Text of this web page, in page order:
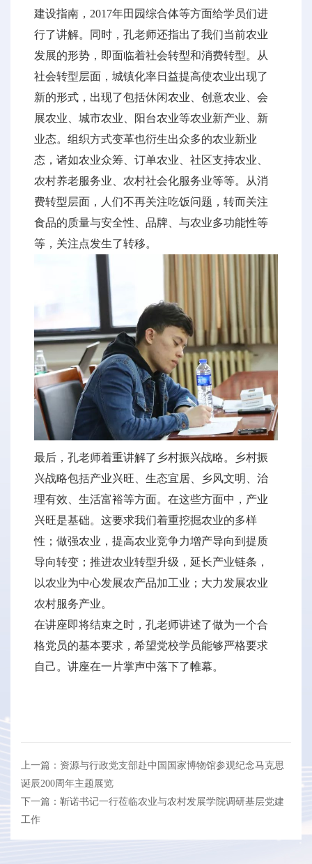
建设指南，2017年田园综合体等方面给学员们进
行了讲解。同时，孔老师还指出了我们当前农业
发展的形势，即面临着社会转型和消费转型。从
社会转型层面，城镇化率日益提高使农业出现了
新的形式，出现了包括休闲农业、创意农业、会
展农业、城市农业、阳台农业等农业新产业、新
业态。组织方式变革也衍生出众多的农业新业
态，诸如农业众筹、订单农业、社区支持农业、
农村养老服务业、农村社会化服务业等等。从消
费转型层面，人们不再关注吃饭问题，转而关注
食品的质量与安全性、品牌、与农业多功能性等
等，关注点发生了转移。
最后，孔老师着重讲解了乡村振兴战略。乡村振
兴战略包括产业兴旺、生态宜居、乡风文明、治
理有效、生活富裕等方面。在这些方面中，产业
兴旺是基础。这要求我们着重挖掘农业的多样
性；做强农业，提高农业竞争力增产导向到提质
导向转变；推进农业转型升级，延长产业链条，
以农业为中心发展农产品加工业；大力发展农业
农村服务产业。
在讲座即将结束之时，孔老师讲述了做为一个合
格党员的基本要求，希望党校学员能够严格要求
自己。讲座在一片掌声中落下了帷幕。
上一篇：资源与行政党支部赴中国国家博物馆参观纪念马克思
诞辰200周年主题展览
下一篇：靳诺书记一行莅临农业与农村发展学院调研基层党建
工作